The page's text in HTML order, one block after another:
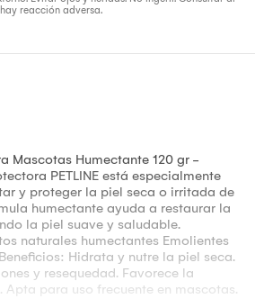
reacción adversa.
Mascotas Humectante 120 gr -
PETLINE está especialmente
y proteger la piel seca o irritada de
humectante ayuda a restaurar la
la piel suave y saludable.
naturales humectantes Emolientes
Hidrata y nutre la piel seca.
y resequedad. Favorece la
Apta para uso frecuente en mascotas.